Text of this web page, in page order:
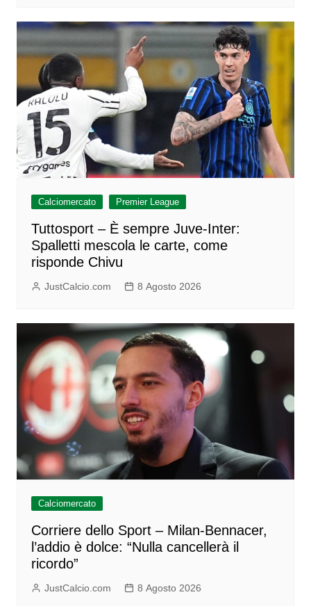
Calciomercato Premier League
Tuttosport – È sempre Juve-Inter:
Spalletti mescola le carte, come
risponde Chivu
JustCalcio.com 8 Agosto 2026
Calciomercato
Corriere dello Sport – Milan-Bennacer,
l’addio è dolce: “Nulla cancellerà il
ricordo”
JustCalcio.com 8 Agosto 2026